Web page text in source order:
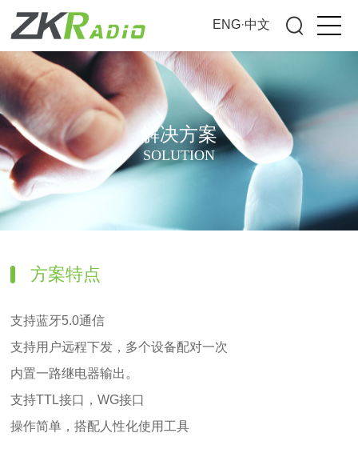
ENG·中文
解决方案
SOLUTION
方案特点
支持蓝牙5.0通信
支持用户远程下发，多个设备配对一次
内置一路继电器输出。
支持TTL接口，WG接口
操作简单，搭配人性化使用工具